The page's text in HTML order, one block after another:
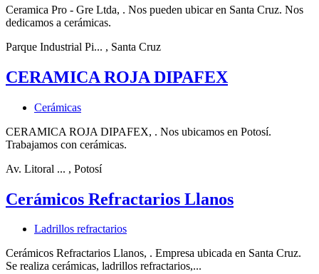
Ceramica Pro - Gre Ltda, . Nos pueden ubicar en Santa Cruz. Nos
dedicamos a cerámicas.
Parque Industrial Pi... , Santa Cruz
CERAMICA ROJA DIPAFEX
Cerámicas
CERAMICA ROJA DIPAFEX, . Nos ubicamos en Potosí.
Trabajamos con cerámicas.
Av. Litoral ... , Potosí
Cerámicos Refractarios Llanos
Ladrillos refractarios
Cerámicos Refractarios Llanos, . Empresa ubicada en Santa Cruz.
Se realiza cerámicas, ladrillos refractarios,...